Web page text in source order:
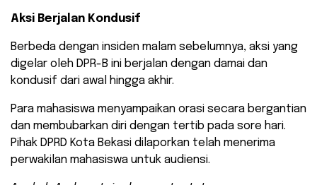
Aksi Berjalan Kondusif
Berbeda dengan insiden malam sebelumnya, aksi yang
digelar oleh DPR-B ini berjalan dengan damai dan
kondusif dari awal hingga akhir.
Para mahasiswa menyampaikan orasi secara bergantian
dan membubarkan diri dengan tertib pada sore hari.
Pihak DPRD Kota Bekasi dilaporkan telah menerima
perwakilan mahasiswa untuk audiensi.